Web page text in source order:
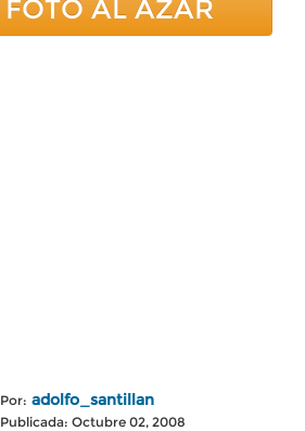
FOTO AL AZAR
Por: adolfo_santillan
Publicada: Octubre 02, 2008